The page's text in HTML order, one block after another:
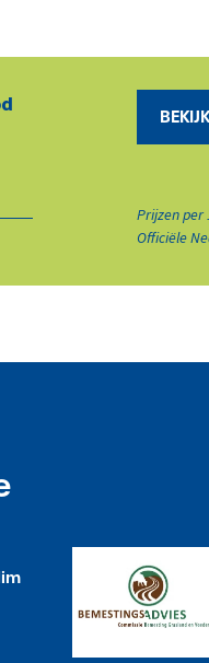
Prijzen per
Officiële